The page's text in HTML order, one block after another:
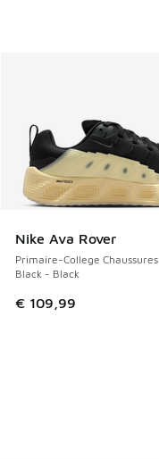
Nike Ava Rover
Primaire-College Chaussures
Black - Black
€ 109,99